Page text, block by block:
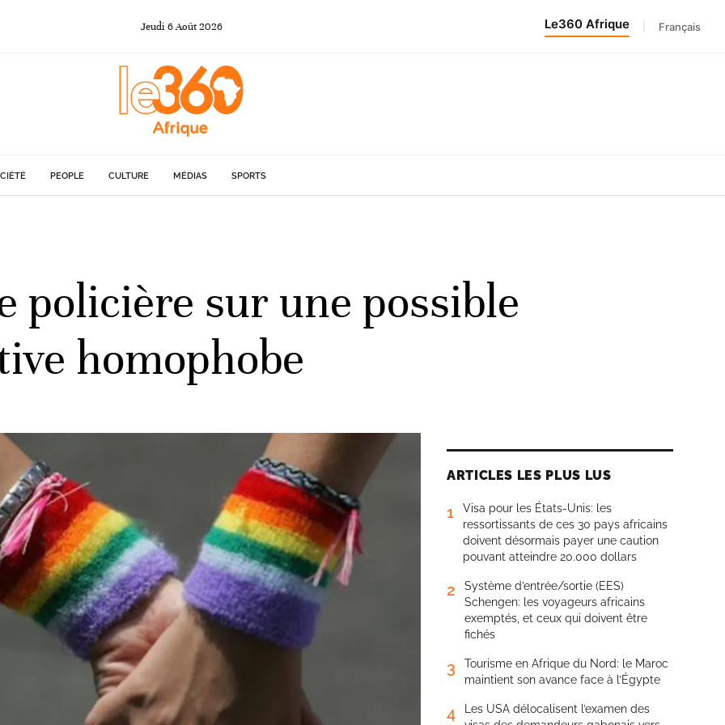
Jeudi 6Août 2026 Le360 Afrique Français
PEOPLE CULTURE MÉDIAS SPORTS
policière sur une possible
homophobe
ARTICLES LES PLUS LUS
1
Visa pour les États-Unis: les
ressortissants de ces 30 pays africains
doivent désormais payer une caution
pouvant atteindre 20.000 dollars
2
Système d’entrée/sortie (EES)
Schengen: les voyageurs africains
exemptés, et ceux qui doivent être
fichés
3
Tourisme en Afrique du Nord: le Maroc
maintient son avance face à l’Égypte
4
Les USA délocalisent l’examen des